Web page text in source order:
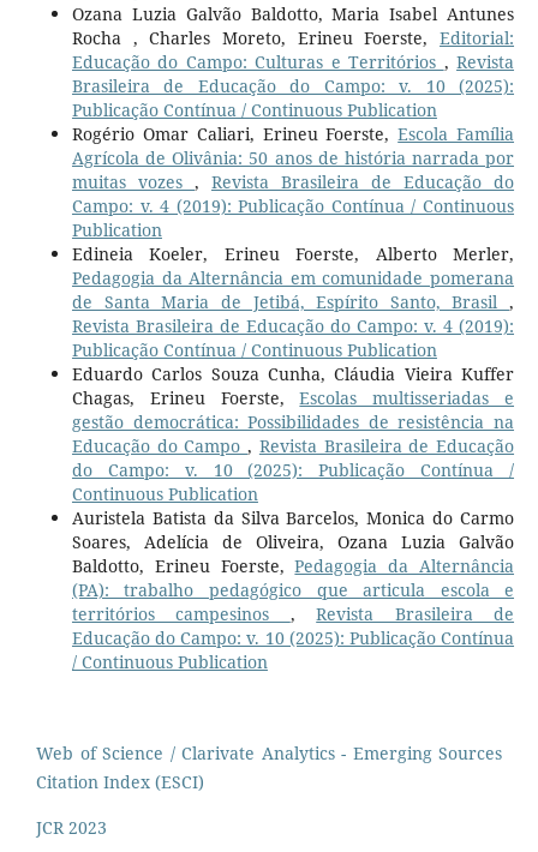
Ozana Luzia Galvão Baldotto, Maria Isabel Antunes
Rocha , Charles Moreto, Erineu Foerste,Editorial:
Educação do Campo: Culturas e Territórios ,Revista
Brasileira de Educação do Campo: v. 10 (2025):
Publicação Contínua / Continuous Publication
Rogério Omar Caliari, Erineu Foerste,Escola Família
Agrícola de Olivânia: 50 anos de história narrada por
muitas vozes ,Revista Brasileira de Educação do
Campo: v. 4 (2019): Publicação Contínua / Continuous
Publication
Edineia Koeler, Erineu Foerste, Alberto Merler,
Pedagogia da Alternância em comunidade pomerana
de Santa Maria de Jetibá, Espírito Santo, Brasil,
Revista Brasileira de Educação do Campo: v. 4 (2019):
Publicação Contínua / Continuous Publication
Eduardo Carlos Souza Cunha, Cláudia Vieira Kuffer
Chagas, Erineu Foerste,Escolas multisseriadas e
gestão democrática: Possibilidades de resistência na
Educação do Campo, Revista Brasileira de Educação
do Campo: v. 10 (2025): Publicação Contínua /
Continuous Publication
Auristela Batista da Silva Barcelos, Monica do Carmo
Soares, Adelícia de Oliveira, Ozana Luzia Galvão
Baldotto, Erineu Foerste,Pedagogia da Alternância
(PA): trabalho pedagógico que articula escola e
territórios campesinos ,Revista Brasileira de
Educação do Campo: v. 10 (2025): Publicação Contínua
/ Continuous Publication
Web of Science / Clarivate Analytics - Emerging Sources
Citation Index (ESCI)
JCR 2023